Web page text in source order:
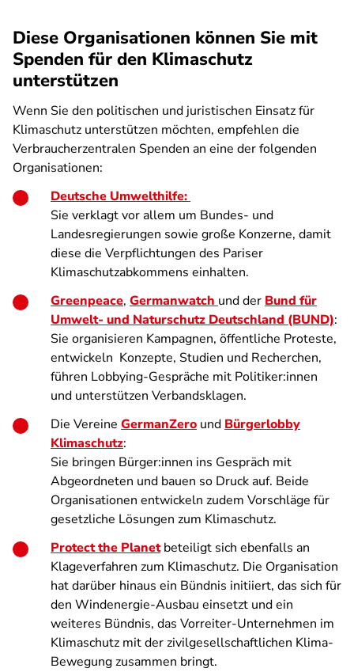
Diese Organisationen können Sie mit
Spenden für den Klimaschutz
unterstützen
Wenn Sie den politischen und juristischen Einsatz für
Klimaschutz unterstützen möchten, empfehlen die
Verbraucherzentralen Spenden an eine der folgenden
Organisationen:
Deutsche Umwelthilfe:
Sie verklagt vor allem um Bundes- und
Landesregierungen sowie große Konzerne, damit
diese die Verpflichtungen des Pariser
Klimaschutzabkommens einhalten.
Greenpeace, Germanwatch und der Bund für
Umwelt- und Naturschutz Deutschland (BUND):
Sie organisieren Kampagnen, öffentliche Proteste,
entwickeln Konzepte, Studien und Recherchen,
führen Lobbying-Gespräche mit Politiker:innen
und unterstützen Verbandsklagen.
Die Vereine GermanZero und Bürgerlobby
Klimaschutz:
Sie bringen Bürger:innen ins Gespräch mit
Abgeordneten und bauen so Druck auf. Beide
Organisationen entwickeln zudem Vorschläge für
gesetzliche Lösungen zum Klimaschutz.
Protect the Planetbeteiligt sich ebenfalls an
Klageverfahren zum Klimaschutz. Die Organisation
hat darüber hinaus ein Bündnis initiiert, das sich für
den Windenergie-Ausbau einsetzt und ein
weiteres Bündnis, das Vorreiter-Unternehmen im
Klimaschutz mit der zivilgesellschaftlichen Klima-
Bewegung zusammen bringt.